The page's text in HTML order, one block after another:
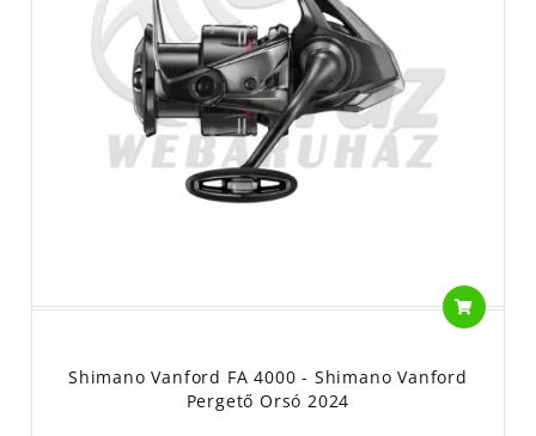
Shimano Vanford FA 4000 - Shimano Vanford
Pergető Orsó 2024